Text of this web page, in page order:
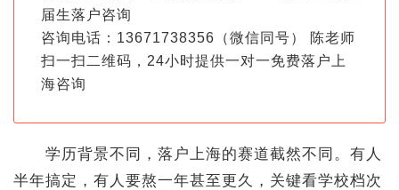
届生落户咨询
咨询电话：13671738356（微信同号） 陈老师
扫一扫二维码，24小时提供一对一免费落户上
海咨询
学历背景不同，落户上海的赛道截然不同。有人
半年搞定，有人要熬一年甚至更久，关键看学校档次